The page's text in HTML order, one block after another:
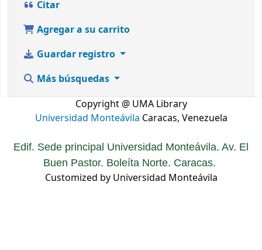
Citar
Agregar a su carrito
Guardar registro
Más búsquedas
Copyright @ UMA Library
Universidad Monteávila Caracas, Venezuela
Edif. Sede principal Universidad Monteávila. Av. El
Buen Pastor. Boleíta Norte. Caracas.
Customized by Universidad Monteávila